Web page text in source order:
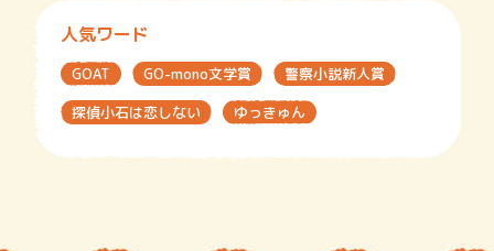
人気ワード
GOAT GO-mono文学賞
警察小説新人賞
探偵小石は恋しない
ゆっきゅん